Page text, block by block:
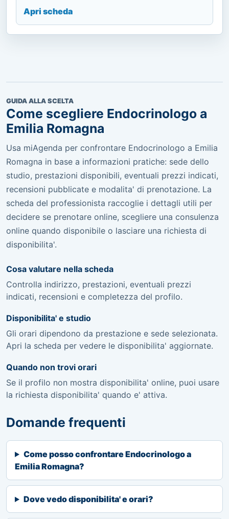
Apri scheda
GUIDA ALLA SCELTA
Come scegliere Endocrinologo a
Emilia Romagna
Usa miAgenda per confrontare Endocrinologo a Emilia
Romagna in base a informazioni pratiche: sede dello
studio, prestazioni disponibili, eventuali prezzi indicati,
recensioni pubblicate e modalita' di prenotazione. La
scheda del professionista raccoglie i dettagli utili per
decidere se prenotare online, scegliere una consulenza
online quando disponibile o lasciare una richiesta di
disponibilita'.
Cosa valutare nella scheda
Controlla indirizzo, prestazioni, eventuali prezzi
indicati, recensioni e completezza del profilo.
Disponibilita' e studio
Gli orari dipendono da prestazione e sede selezionata.
Apri la scheda per vedere le disponibilita' aggiornate.
Quando non trovi orari
Se il profilo non mostra disponibilita' online, puoi usare
la richiesta disponibilita' quando e' attiva.
Domande frequenti
Come posso confrontare Endocrinologo a
Emilia Romagna?
Dove vedo disponibilita' e orari?